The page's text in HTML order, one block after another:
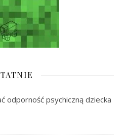
odporność psychiczną dziecka